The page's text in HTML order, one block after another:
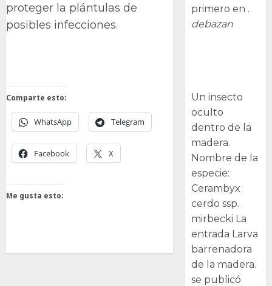
proteger la plántulas de
posibles infecciones.
Comparte esto:
WhatsApp Telegram
Facebook X
Me gusta esto:
primero en .
debazan
Un insecto
oculto
dentro de la
madera.
Nombre de la
especie:
Cerambyx
cerdo ssp.
mirbecki La
entrada Larva
barrenadora
de la madera.
se publicó